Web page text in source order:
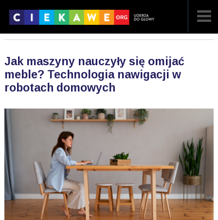
Jak maszyny nauczyły się omijać
meble? Technologia nawigacji w
robotach domowych
POPULARNE
LOSOWE
A ARTYKUŁY
FILMY
G GALERIA
KONTAKT